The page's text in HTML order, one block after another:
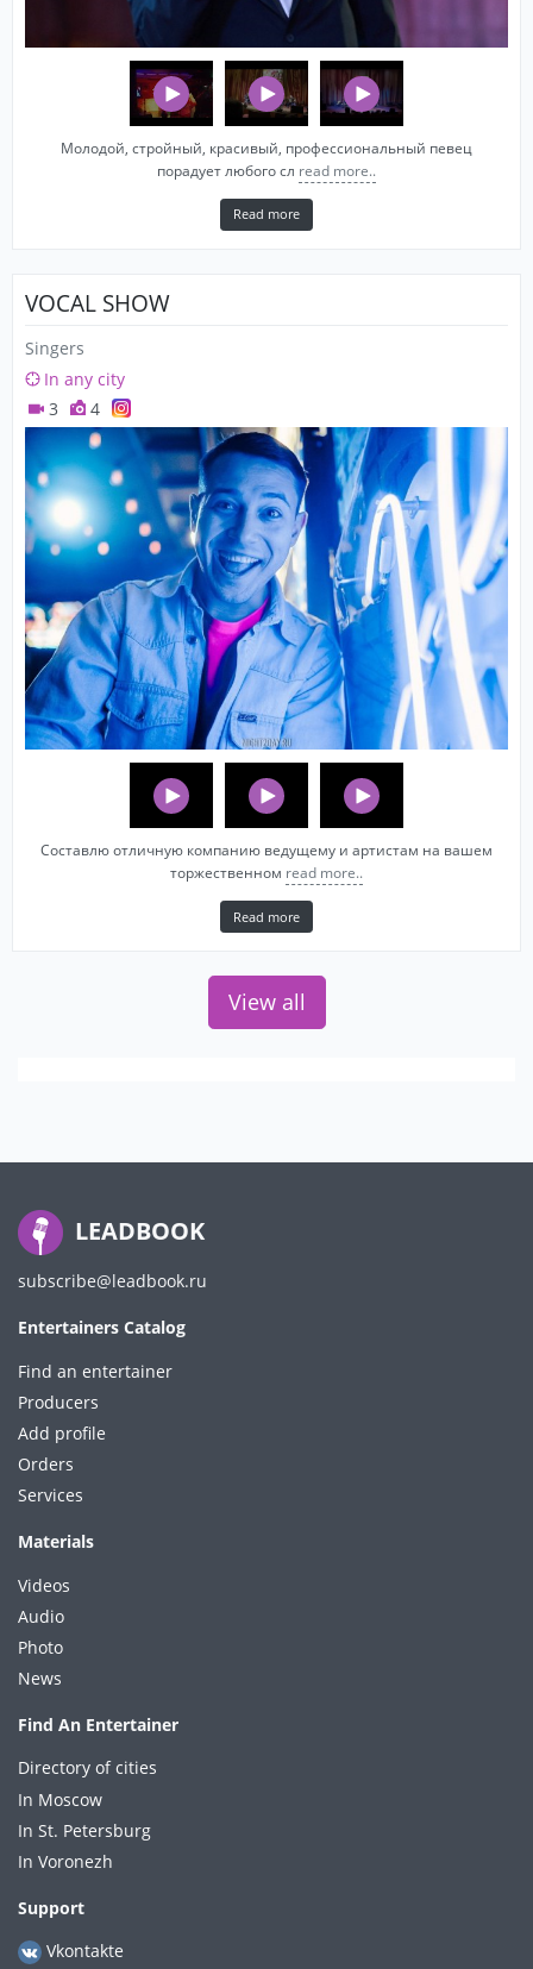
Молодой, стройный, красивый, профессиональный певец
порадует любого сл read more..
Read more
VOCAL SHOW
Singers
In any city
3
4
Составлю отличную компанию ведущему и артистам на вашем
торжественном read more..
Read more
View all
LEADBOOK
subscribe@leadbook.ru
Entertainers Catalog
Find an entertainer
Producers
Add profile
Orders
Services
Materials
Videos
Audio
Photo
News
Find An Entertainer
Directory of cities
In Moscow
In St. Petersburg
In Voronezh
Support
Vkontakte